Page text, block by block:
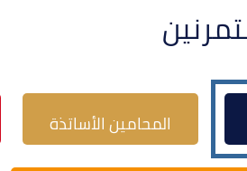
المحامين الأساتذة